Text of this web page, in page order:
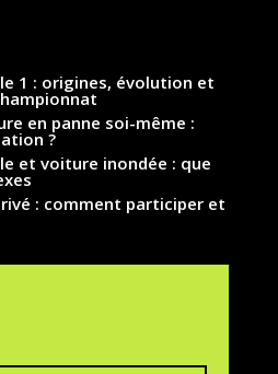
1 : origines, évolution et
en panne soi-même :
?
et voiture inondée : que
: comment participer et